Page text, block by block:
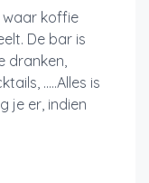
waar koffie
De bar is
dranken,
.....Alles is
je er, indien